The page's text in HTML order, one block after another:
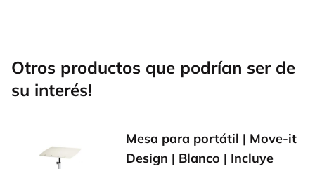
Otros productos que podrían ser de
su interés!
Mesa para portátil | Move-it
Design | Blanco | Incluye